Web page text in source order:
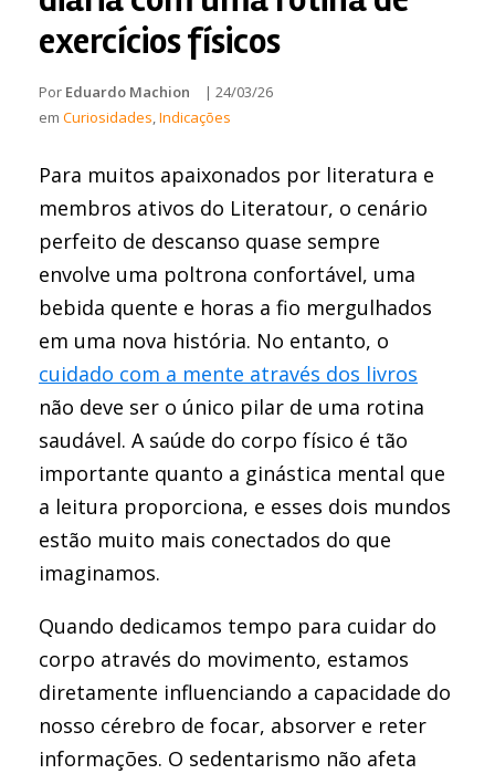
exercícios físicos
Por Eduardo Machion | 24/03/26
em Curiosidades,Indicações
Para muitos apaixonados por literatura e
membros ativos do Literatour, o cenário
perfeito de descanso quase sempre
envolve uma poltrona confortável, uma
bebida quente e horas a fio mergulhados
em uma nova história. No entanto, o
cuidado com a mente através dos livros
não deve ser o único pilar de uma rotina
saudável. A saúde do corpo físico é tão
importante quanto a ginástica mental que
a leitura proporciona, e esses dois mundos
estão muito mais conectados do que
imaginamos.
Quando dedicamos tempo para cuidar do
corpo através do movimento, estamos
diretamente influenciando a capacidade do
nosso cérebro de focar, absorver e reter
informações. O sedentarismo não afeta